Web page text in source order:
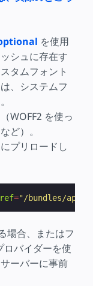
を使用
シュに存在す
タムフォント
、システムフ
WOFF2 を使っ
ど）。
プリロードし
="/bundles/app/
場合、またはフ
ロバイダーを使
ーバーに事前